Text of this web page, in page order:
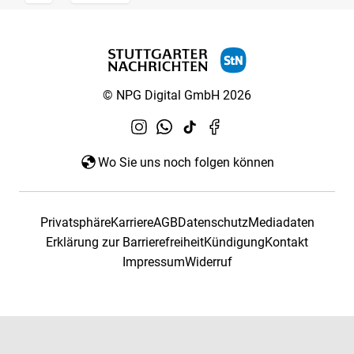
© NPG Digital GmbH 2026
Wo Sie uns noch folgen können
PrivatsphäreKarriereAGBDatenschutzMediadaten
Erklärung zur BarrierefreiheitKündigungKontakt
ImpressumWiderruf